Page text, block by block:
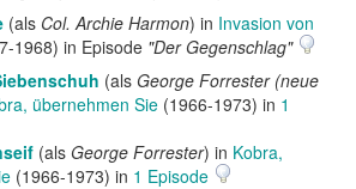
(als Col. Archie Harmon) in Invasion von
1968) in Episode "Der Gegenschlag"
(als George Forrester (neue
übernehmen Sie (1966-1973) in 1
(als George Forrester) in Kobra,
(1966-1973) in 1 Episode